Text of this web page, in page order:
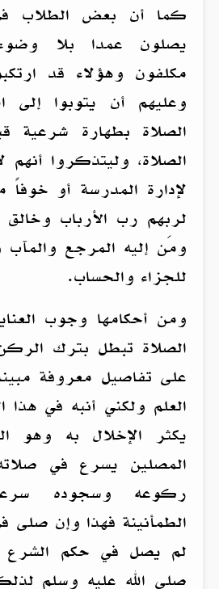
كما أن بعض الطلاب
يصلون عمدا بلا
مكلفون وهؤلاء قد
وعليهم أن يتوبوا إلى
الصلاة بطهارة
الصلاة، وليتذكروا
لإدارة المدرسة أو خوفاً
لربهم رب الأرباب
ومَن إليه المرجع والمآب
للجزاء والحساب.
ومن أحكامها وجوب
الصلاة تبطل بترك
على تفاصيل معروفة
العلم ولكني أنبه في
يكثر الإخلال به وهو
المصلين يسرع في
ركوعه وسجوده
الطمأنينة فهذا وإن صلى
لم يصل في حكم الشرع
صلى الله عليه وسلم